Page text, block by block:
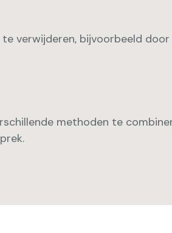
verwijderen, bijvoorbeeld door
methoden te